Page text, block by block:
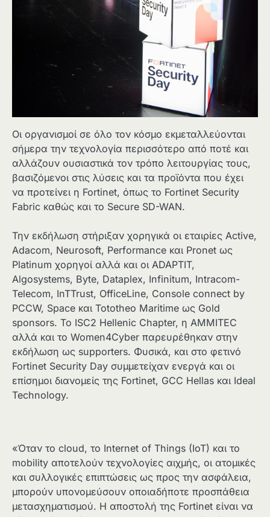
Οι οργανισμοί σε όλο τον κόσμο εκμεταλλεύονται
σήμερα την τεχνολογία περισσότερο από ποτέ και
αλλάζουν ουσιαστικά τον τρόπο λειτουργίας τους,
βασιζόμενοι στις λύσεις και τα προϊόντα που έχει
να προτείνει η Fortinet, όπως το Fortinet Security
Fabric καθώς και το Secure SD-WAN.
Την εκδήλωση στήριξαν χορηγικά οι εταιρίες Active,
Adacom, Neurosoft, Performance και Pronet ως
Platinum χορηγοί αλλά και οι ADAPTIT,
Algosystems, Byte, Dataplex, Infinitum, Intracom-
Telecom, InTTrust, OfficeLine, Console connect by
PCCW, Space και Tototheo Maritime ως Gold
sponsors. Το ISC2 Hellenic Chapter, η AMMITEC
αλλά και το Women4Cyber παρευρέθηκαν στην
εκδήλωση ως supporters. Φυσικά, και στο φετινό
Fortinet Security Day συμμετείχαν ενεργά και οι
επίσημοι διανομείς της Fortinet, GCC Hellas και Ideal
Technology.
«Όταν το cloud, το Internet of Things (IoT) και το
mobility αποτελούν τεχνολογίες αιχμής, οι ατομικές
και συλλογικές επιπτώσεις ως προς την ασφάλεια,
μπορούν υπονομεύσουν οποιαδήποτε προσπάθεια
μετασχηματισμού. Η αποστολή της Fortinet είναι να